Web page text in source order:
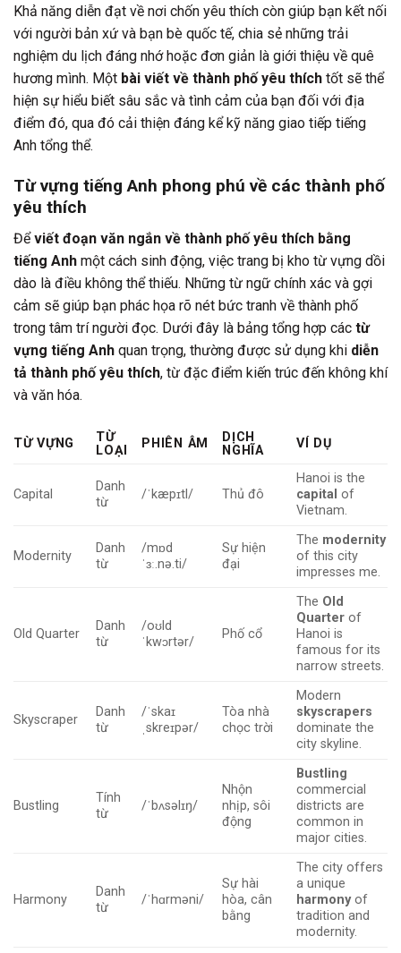
Khả năng diễn đạt về nơi chốn yêu thích còn giúp bạn kết nối
với người bản xứ và bạn bè quốc tế, chia sẻ những trải
nghiệm du lịch đáng nhớ hoặc đơn giản là giới thiệu về quê
hương mình. Một bài viết về thành phố yêu thích tốt sẽ thể
hiện sự hiểu biết sâu sắc và tình cảm của bạn đối với địa
điểm đó, qua đó cải thiện đáng kể kỹ năng giao tiếp tiếng
Anh tổng thể.
Từ vựng tiếng Anh phong phú về các thành phố
yêu thích
Đểviết đoạn văn ngắn về thành phố yêu thích bằng
tiếng Anh một cách sinh động, việc trang bị kho từ vựng dồi
dào là điều không thể thiếu. Những từ ngữ chính xác và gợi
cảm sẽ giúp bạn phác họa rõ nét bức tranh về thành phố
trong tâm trí người đọc. Dưới đây là bảng tổng hợp các từ
vựng tiếng Anh quan trọng, thường được sử dụng khi diễn
tả thành phố yêu thích, từ đặc điểm kiến trúc đến không khí
và văn hóa.
TỪ VỰNG
TỪ
LOẠI
PHIÊN ÂM
DỊCH
NGHĨA
VÍ DỤ
Capital
Danh
từ
/ˈkæpɪtl/ Thủ đô
Hanoi is the
capital of
Vietnam.
Modernity
Danh
từ
/mɒd
ˈɜː.nə.ti/
Sự hiện
đại
The modernity
of this city
impresses me.
Old Quarter
Danh
từ
/oʊld
ˈkwɔrtər/
Phố cổ
The Old
Quarter of
Hanoi is
famous for its
narrow streets.
Skyscraper
Danh
từ
/ˈskaɪ
ˌskreɪpər/
Tòa nhà
chọc trời
Modern
skyscrapers
dominate the
city skyline.
Bustling
Tính
từ
/ˈbʌsəlɪŋ/
Nhộn
nhịp, sôi
động
Bustling
commercial
districts are
common in
major cities.
Harmony
Danh
từ
/ˈhɑrməni/
Sự hài
hòa, cân
bằng
The city offers
a unique
harmonyof
tradition and
modernity.